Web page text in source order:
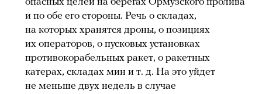
и по обе его стороны. Речь о складах,
на которых хранятся дроны, о позициях
их операторов, о пусковых установках
противокорабельных ракет, о ракетных
катерах, складах мин и т. д. На это уйдет
не меньше двух недель в случае